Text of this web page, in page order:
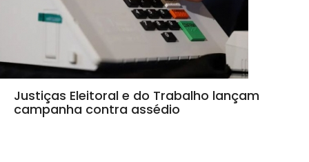
Justiças Eleitoral e do Trabalho lançam
campanha contra assédio